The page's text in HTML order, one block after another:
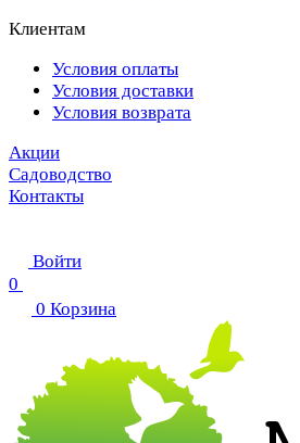
Клиентам
Условия оплаты
Условия доставки
Условия возврата
Акции
Садоводство
Контакты
Войти
0
0 Корзина